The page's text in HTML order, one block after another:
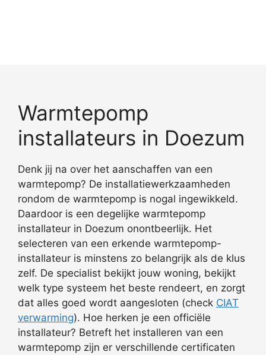
Warmtepomp
installateurs in Doezum
Denk jij na over het aanschaffen van een
warmtepomp? De installatiewerkzaamheden
rondom de warmtepomp is nogal ingewikkeld.
Daardoor is een degelijke warmtepomp
installateur in Doezum onontbeerlijk. Het
selecteren van een erkende warmtepomp-
installateur is minstens zo belangrijk als de klus
zelf. De specialist bekijkt jouw woning, bekijkt
welk type systeem het beste rendeert, en zorgt
dat alles goed wordt aangesloten (check CIAT
verwarming). Hoe herken je een officiële
installateur? Betreft het installeren van een
warmtepomp zijn er verschillende certificaten